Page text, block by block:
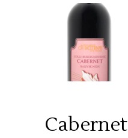
Cabernet